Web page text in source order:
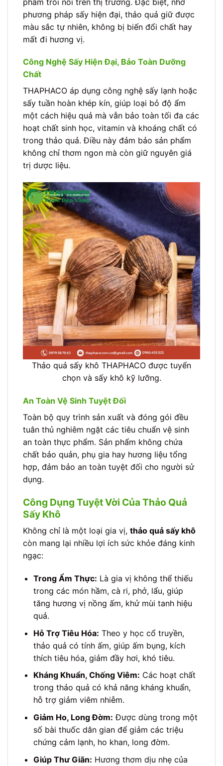
phương pháp sấy hiện đại, thảo quả giữ được
màu sắc tự nhiên, không bị biến đổi chất hay
mất đi hương vị.
Công Nghệ Sấy Hiện Đại, Bảo Toàn Dưỡng
Chất
THAPHACO áp dụng công nghệ sấy lạnh hoặc
sấy tuần hoàn khép kín, giúp loại bỏ độ ẩm
một cách hiệu quả mà vẫn bảo toàn tối đa các
hoạt chất sinh học, vitamin và khoáng chất có
trong thảo quả. Điều này đảm bảo sản phẩm
không chỉ thơm ngon mà còn giữ nguyên giá
trị dược liệu.
Thảo quả sấy khô THAPHACO được tuyển
chọn và sấy khô kỹ lưỡng.
An Toàn Vệ Sinh Tuyệt Đối
Toàn bộ quy trình sản xuất và đóng gói đều
tuân thủ nghiêm ngặt các tiêu chuẩn vệ sinh
an toàn thực phẩm. Sản phẩm không chứa
chất bảo quản, phụ gia hay hương liệu tổng
hợp, đảm bảo an toàn tuyệt đối cho người sử
dụng.
Công Dụng Tuyệt Vời Của Thảo Quả
Sấy Khô
Không chỉ là một loại gia vị, thảo quả sấy khô
còn mang lại nhiều lợi ích sức khỏe đáng kinh
ngạc:
Trong Ẩm Thực: Là gia vị không thể thiếu
trong các món hầm, cà ri, phở, lẩu, giúp
tăng hương vị nồng ấm, khử mùi tanh hiệu
quả.
Hỗ Trợ Tiêu Hóa: Theo y học cổ truyền,
thảo quả có tính ấm, giúp ấm bụng, kích
thích tiêu hóa, giảm đầy hơi, khó tiêu.
Kháng Khuẩn, Chống Viêm: Các hoạt chất
trong thảo quả có khả năng kháng khuẩn,
hỗ trợ giảm viêm nhiễm.
Giảm Ho, Long Đờm: Được dùng trong một
số bài thuốc dân gian để giảm các triệu
chứng cảm lạnh, ho khan, long đờm.
Giúp Thư Giãn: Hương thơm dịu nhẹ của